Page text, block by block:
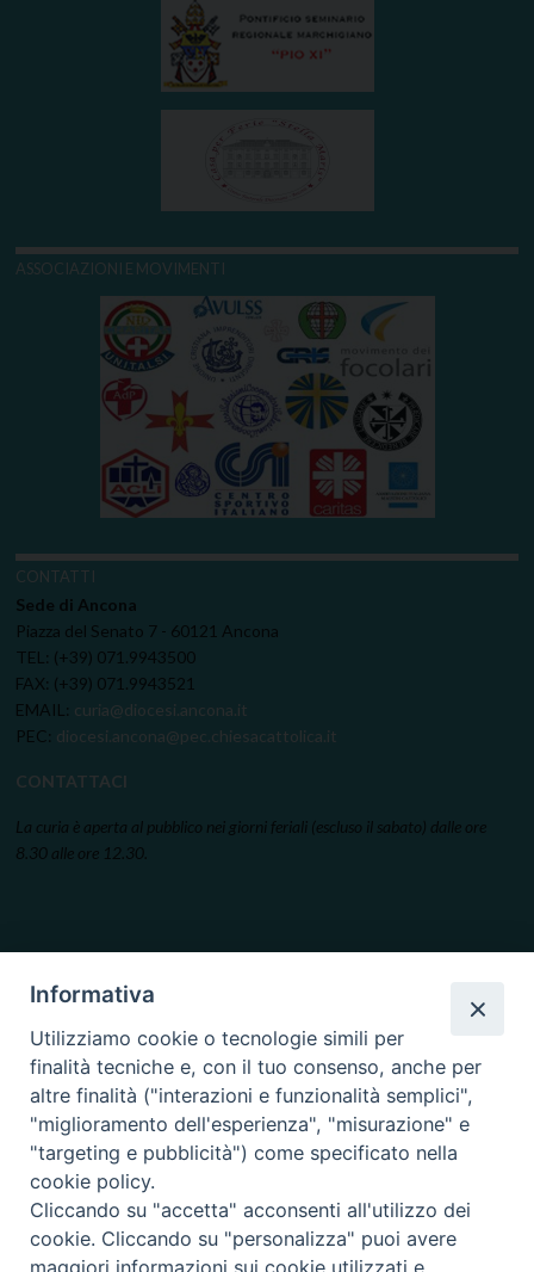
ASSOCIAZIONI E MOVIMENTI
CONTATTI
Sede di Ancona
Piazza del Senato 7 - 60121 Ancona
TEL: (+39) 071.9943500
FAX: (+39) 071.9943521
EMAIL: curia@diocesi.ancona.it
PEC: diocesi.ancona@pec.chiesacattolica.it
CONTATTACI
La curia è aperta al pubblico nei giorni feriali (escluso il sabato) dalle ore
8.30 alle ore 12.30.
Informativa
Utilizziamo cookie o tecnologie simili per
finalità tecniche e, con il tuo consenso, anche per
altre finalità ("interazioni e funzionalità semplici",
"miglioramento dell'esperienza", "misurazione" e
"targeting e pubblicità") come specificato nella
cookie policy.
Cliccando su "accetta" acconsenti all'utilizzo dei
cookie. Cliccando su "personalizza" puoi avere